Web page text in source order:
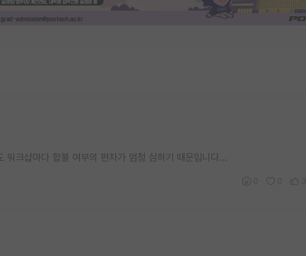
크샵마다 합불 여부의 편차가 엄청 심하기 때문입니다...